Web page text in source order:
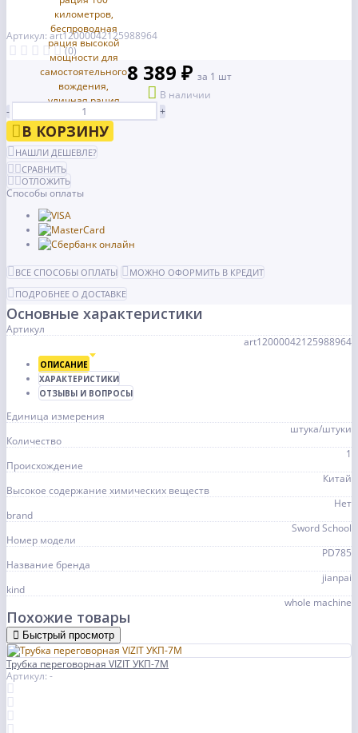
Артикул: art12000042125988964
(0)
8 389 ₽ за 1 шт
В наличии
-
+
В КОРЗИНУ
НАШЛИ ДЕШЕВЛЕ?
СРАВНИТЬ
ОТЛОЖИТЬ
Способы оплаты
ВСЕ СПОСОБЫ ОПЛАТЫ
МОЖНО ОФОРМИТЬ В КРЕДИТ
ПОДРОБНЕЕ О ДОСТАВКЕ
Основные характеристики
Артикул
art12000042125988964
ОПИСАНИЕ
ХАРАКТЕРИСТИКИ
ОТЗЫВЫ И ВОПРОСЫ
Единица измерения
штука/штуки
Количество
1
Происхождение
Китай
Высокое содержание химических веществ
Нет
brand
Sword School
Номер модели
PD785
Название бренда
jianpai
kind
whole machine
Похожие товары
Быстрый просмотр
Трубка переговорная VIZIT УКП-7М
Артикул: -